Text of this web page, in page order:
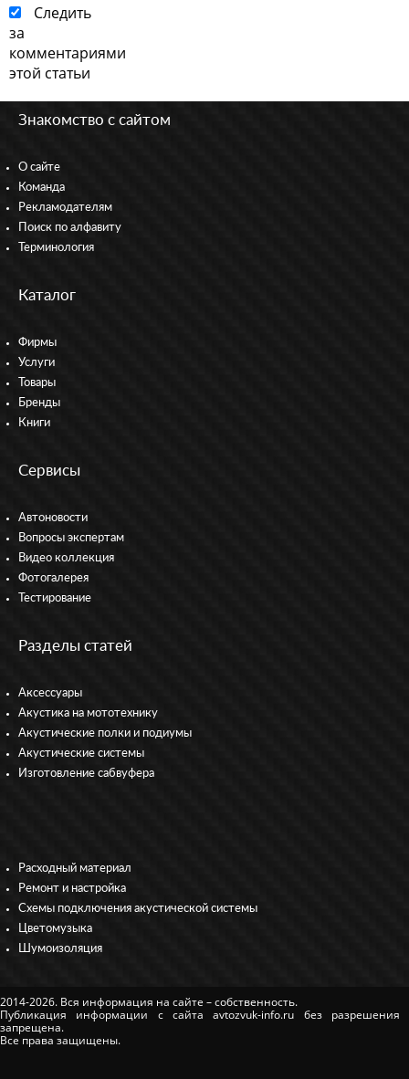
Следить
за
комментариями
этой статьи
Знакомство с сайтом
О сайте
Команда
Рекламодателям
Поиск по алфавиту
Терминология
Каталог
Фирмы
Услуги
Товары
Бренды
Книги
Сервисы
Автоновости
Вопросы экспертам
Видео коллекция
Фотогалерея
Тестирование
Разделы статей
Аксессуары
Акустика на мототехнику
Акустические полки и подиумы
Акустические системы
Изготовление сабвуфера
Расходный материал
Ремонт и настройка
Схемы подключения акустической системы
Цветомузыка
Шумоизоляция
2014-2026. Вся информация на сайте – собственность.
Публикация информации с сайта avtozvuk-info.ru без разрешения
запрещена.
Все права защищены.